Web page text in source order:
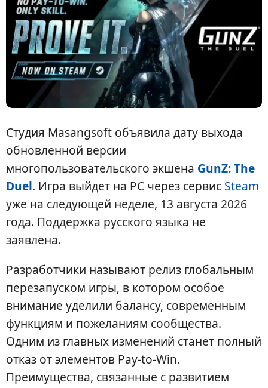
Студия Masangsoft объявила дату выхода
обновленной версии
многопользовательского экшена GunZ: The
Duel. Игра выйдет на PC через сервис Steam
уже на следующей неделе, 13 августа 2026
года. Поддержка русского языка не
заявлена.
Разработчики называют релиз глобальным
перезапуском игры, в котором особое
внимание уделили балансу, современным
функциям и пожеланиям сообщества.
Одним из главных изменений станет полный
отказ от элементов Pay-to-Win.
Преимущества, связанные с развитием